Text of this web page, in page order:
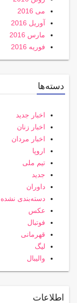
می 2016
آوریل 2016
مارس 2016
فوریه 2016
دسته‌ها
اخبار جدید
اخبار زنان
اخبار مردان
اروپا
تیم ملی
جدید
داوران
دسته‌بندی نشده
عکس
فوتبال
قهرمانی
لیگ
والیبال
اطلاعات